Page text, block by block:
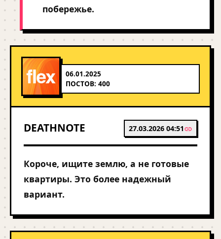
побережье.
06.01.2025
ПОСТОВ: 400
DEATHNOTE 27.03.2026 04:51
Короче, ищите землю, а не готовые
квартиры. Это более надежный
вариант.